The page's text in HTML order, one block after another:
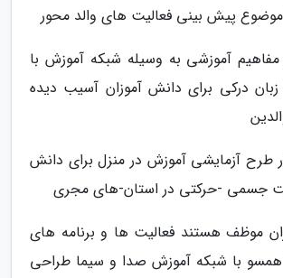
موضوع پیش بینی فعالیت های والد محور
مفاهیم آموزشی به وسیله شبکه آموزش با
زبان درکی برای دانش آموزان آسیب دیده
طرح آزمایشی آموزش در منزل برای دانش
جسمی -حرکتی در استان-های مجری
موظف هستند فعالیت ها و برنامه های
با شبکه آموزش صدا و سیما طراحی